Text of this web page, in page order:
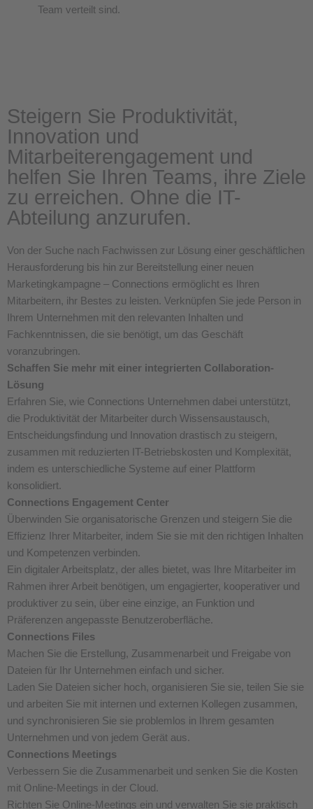
Team verteilt sind.
Steigern Sie Produktivität,
Innovation und
Mitarbeiterengagement und
helfen Sie Ihren Teams, ihre Ziele
zu erreichen. Ohne die IT-
Abteilung anzurufen.
Von der Suche nach Fachwissen zur Lösung einer geschäftlichen
Herausforderung bis hin zur Bereitstellung einer neuen
Marketingkampagne – Connections ermöglicht es Ihren
Mitarbeitern, ihr Bestes zu leisten. Verknüpfen Sie jede Person in
Ihrem Unternehmen mit den relevanten Inhalten und
Fachkenntnissen, die sie benötigt, um das Geschäft
voranzubringen.
Schaffen Sie mehr mit einer integrierten Collaboration-
Lösung
Erfahren Sie, wie Connections Unternehmen dabei unterstützt,
die Produktivität der Mitarbeiter durch Wissensaustausch,
Entscheidungsfindung und Innovation drastisch zu steigern,
zusammen mit reduzierten IT-Betriebskosten und Komplexität,
indem es unterschiedliche Systeme auf einer Plattform
konsolidiert.
Connections Engagement Center
Überwinden Sie organisatorische Grenzen und steigern Sie die
Effizienz Ihrer Mitarbeiter, indem Sie sie mit den richtigen Inhalten
und Kompetenzen verbinden.
Ein digitaler Arbeitsplatz, der alles bietet, was Ihre Mitarbeiter im
Rahmen ihrer Arbeit benötigen, um engagierter, kooperativer und
produktiver zu sein, über eine einzige, an Funktion und
Präferenzen angepasste Benutzeroberfläche.
Connections Files
Machen Sie die Erstellung, Zusammenarbeit und Freigabe von
Dateien für Ihr Unternehmen einfach und sicher.
Laden Sie Dateien sicher hoch, organisieren Sie sie, teilen Sie sie
und arbeiten Sie mit internen und externen Kollegen zusammen,
und synchronisieren Sie sie problemlos in Ihrem gesamten
Unternehmen und von jedem Gerät aus.
Connections Meetings
Verbessern Sie die Zusammenarbeit und senken Sie die Kosten
mit Online-Meetings in der Cloud.
Richten Sie Online-Meetings ein und verwalten Sie sie praktisch